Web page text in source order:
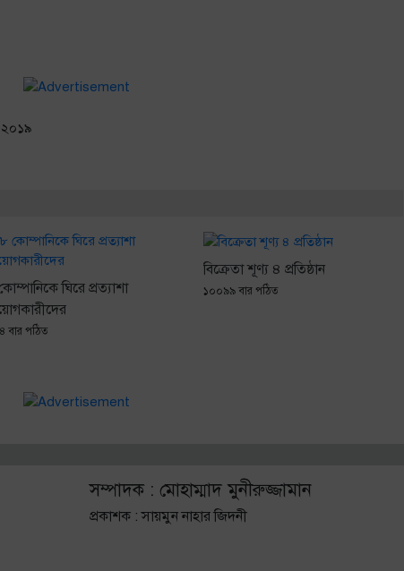
২০১৯
ঘিরে প্রত্যাশা
বার পঠিত
বিক্রেতা শূণ্য ৪ প্রতিষ্ঠান
১০০৯৯ বার পঠিত
সম্পাদক : মোহাম্মাদ মুনীরুজ্জামান
প্রকাশক : সায়মুন নাহার জিদনী